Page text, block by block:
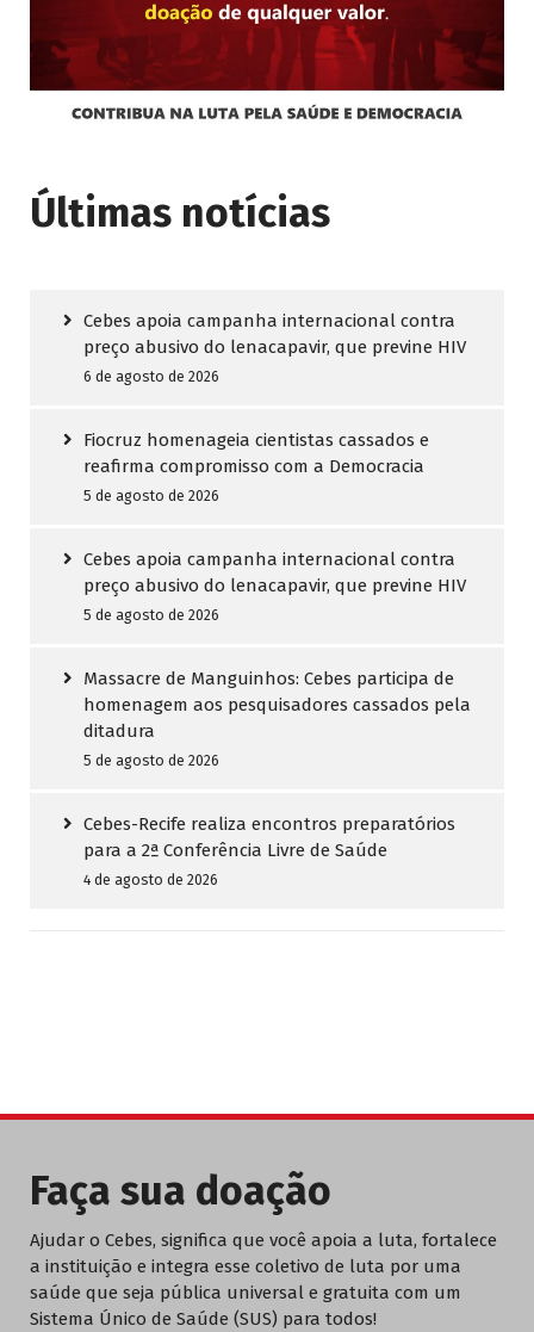
Últimas notícias
Cebes apoia campanha internacional contra
preço abusivo do lenacapavir, que previne HIV
6 de agosto de 2026
Fiocruz homenageia cientistas cassados e
reafirma compromisso com a Democracia
5 de agosto de 2026
Cebes apoia campanha internacional contra
preço abusivo do lenacapavir, que previne HIV
5 de agosto de 2026
Massacre de Manguinhos: Cebes participa de
homenagem aos pesquisadores cassados pela
ditadura
5 de agosto de 2026
Cebes-Recife realiza encontros preparatórios
para a 2ª Conferência Livre de Saúde
4 de agosto de 2026
Faça sua doação
Ajudar o Cebes, significa que você apoia a luta, fortalece
a instituição e integra esse coletivo de luta por uma
saúde que seja pública universal e gratuita com um
Sistema Único de Saúde (SUS) para todos!